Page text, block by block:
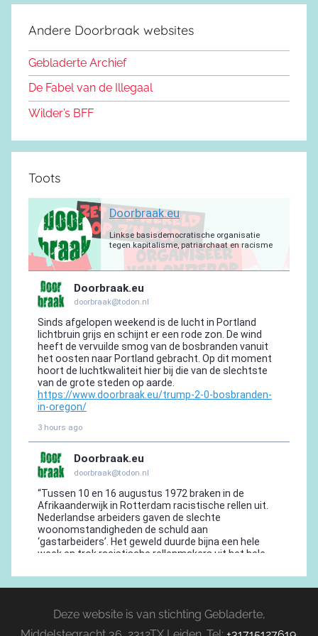
n
b
o
o
Andere Doorbraak websites
Gebladerte Archief
De Fabel van de Illegaal
Wilder’s BFF
Toots
Deze website is van stichting Gebladerte,